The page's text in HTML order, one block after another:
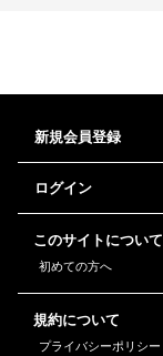
新規会員登録
ログイン
このサイトについて
初めての方へ
規約について
プライバシーポリシー